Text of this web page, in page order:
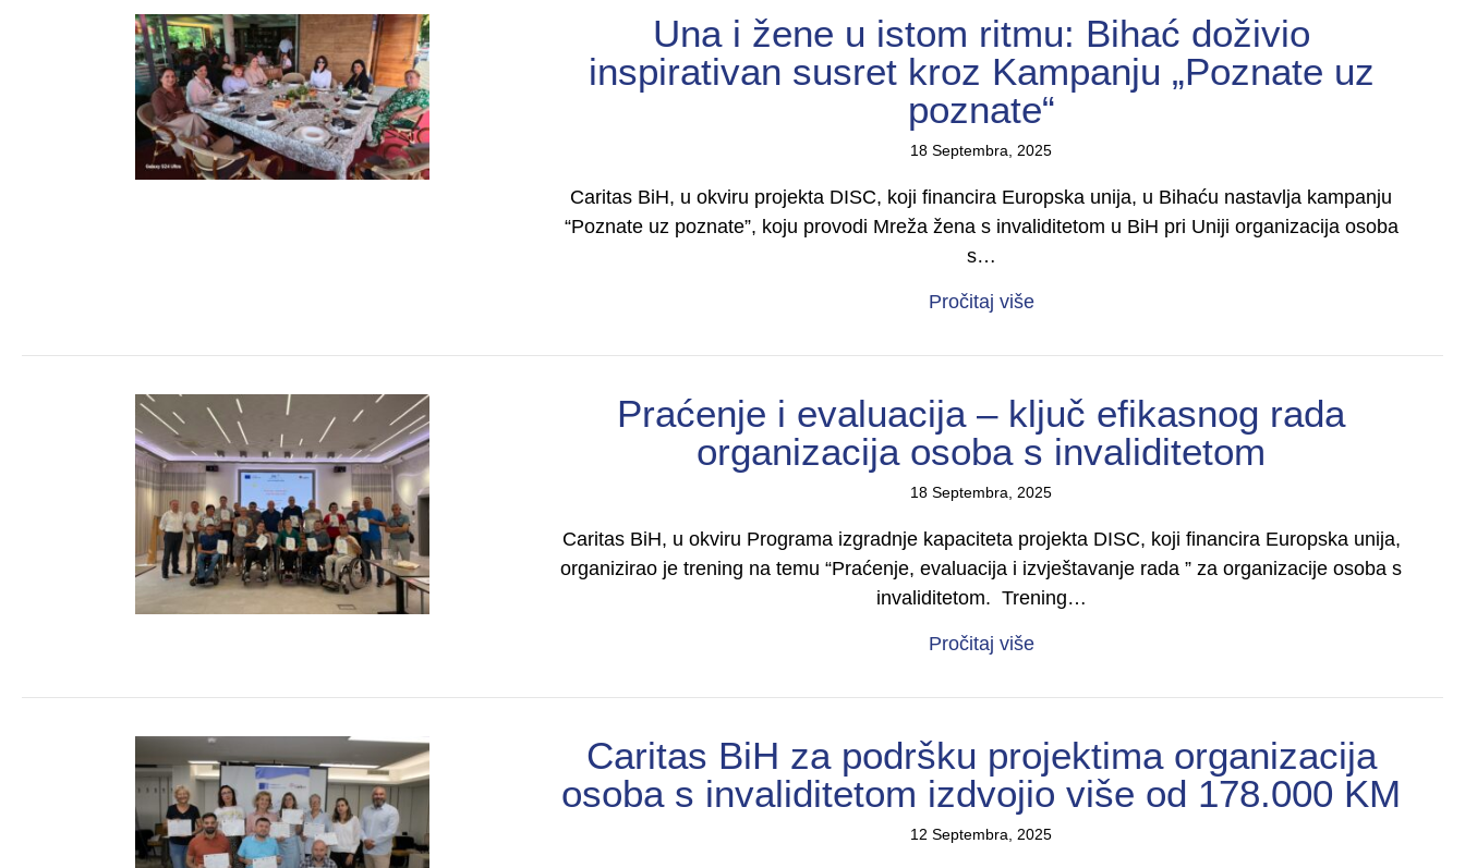
Una i žene u istom ritmu: Bihać doživio
inspirativan susret kroz Kampanju „Poznate uz
poznate“
18 Septembra, 2025
Caritas BiH, u okviru projekta DISC, koji financira Europska unija, u Bihaću nastavlja kampanju
“Poznate uz poznate”, koju provodi Mreža žena s invaliditetom u BiH pri Uniji organizacija osoba
s…
Pročitaj višeabout Una i žene u istom ritmu: Bihać doživio
Praćenje i evaluacija – ključ efikasnog rada
organizacija osoba s invaliditetom
18 Septembra, 2025
Caritas BiH, u okviru Programa izgradnje kapaciteta projekta DISC, koji financira Europska unija,
organizirao je trening na temu “Praćenje, evaluacija i izvještavanje rada ” za organizacije osoba s
invaliditetom. Trening…
Pročitaj višeabout Praćenje i evaluacija – ključ efikasnog
Caritas BiH za podršku projektima organizacija
osoba s invaliditetom izdvojio više od 178.000 KM
12 Septembra, 2025